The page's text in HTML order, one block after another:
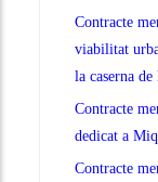
Contracte
viabilitat
la caserna
Contracte
dedicat a
Contracte